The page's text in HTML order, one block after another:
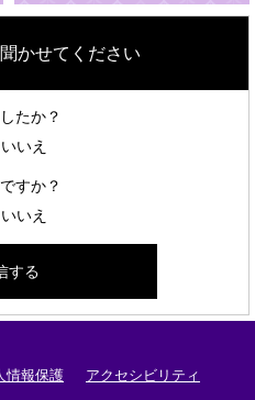
かせてください
たか？
いいえ
すか？
いいえ
情報保護 アクセシビリティ